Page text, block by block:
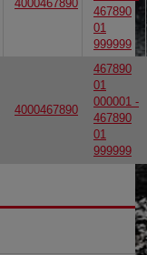
4000467890
467890
01
999999
4000467890
467890
01
000001 -
467890
01
999999